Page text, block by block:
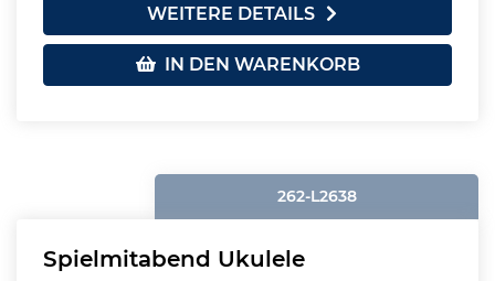
WEITERE DETAILS
IN DEN WARENKORB
262-L2638
Spielmitabend Ukulele